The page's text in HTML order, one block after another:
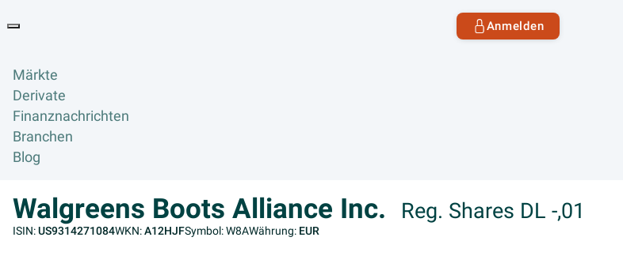
Anmelden
Märkte
Derivate
Finanznachrichten
Branchen
Blog
Walgreens Boots Alliance Inc. Reg. Shares DL -,01
ISIN:US9314271084WKN:A12HJFSymbol: W8AWährung: EUR